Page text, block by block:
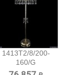
1413T2/8/200-
160/G
Хрустальный